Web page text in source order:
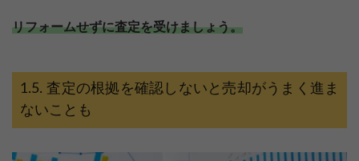
リフォームせずに査定を受けましょう。
査定の根拠を確認しないと売却がうまく進ま
ないことも